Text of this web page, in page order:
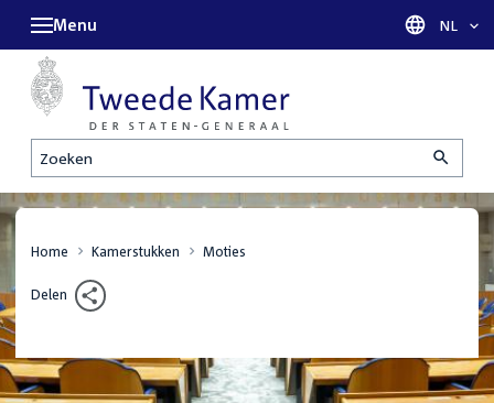
Zoeken
Menu Taal
NL
Home Kamerstukken Moties
Delen